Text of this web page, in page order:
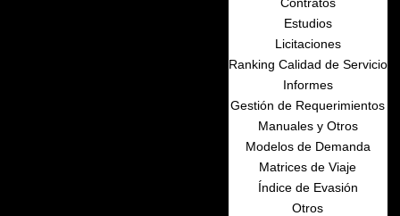
Estudios
Licitaciones
Ranking Calidad de Servicio
Informes
Gestión de Requerimientos
Manuales y Otros
Modelos de Demanda
Matrices de Viaje
Índice de Evasión
Otros